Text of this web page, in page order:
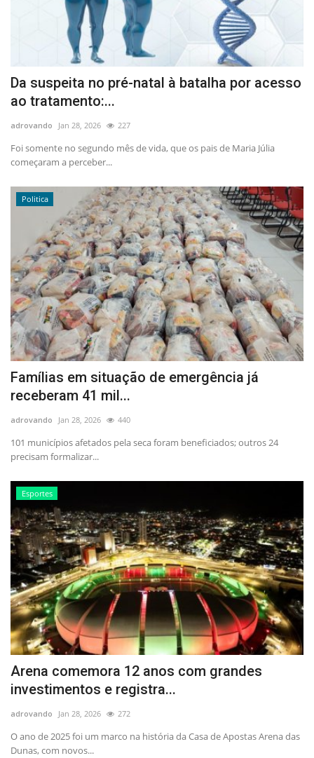
Da suspeita no pré-natal à batalha por acesso
ao tratamento:...
adrovando Jan 28, 2026 227
Foi somente no segundo mês de vida, que os pais de Maria Júlia
começaram a perceber...
Politica
Famílias em situação de emergência já
receberam 41 mil...
adrovando Jan 28, 2026 440
101 municípios afetados pela seca foram beneficiados; outros 24
precisam formalizar...
Esportes
Arena comemora 12 anos com grandes
investimentos e registra...
adrovando Jan 28, 2026 272
O ano de 2025 foi um marco na história da Casa de Apostas Arena das
Dunas, com novos...